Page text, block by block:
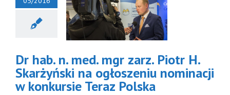
n. med.
Piotr H.
Teraz
Polska
Aktualności
Dr hab. n. med. mgr zarz. Piotr H.
Skarżyński na ogłoszeniu nominacji
w konkursie Teraz Polska